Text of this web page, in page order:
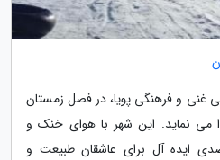
غنی و فرهنگی پویا، در فصل زمستان
می نماید. این شهر با هوای خنک و
ایده آل برای عاشقان طبیعت و